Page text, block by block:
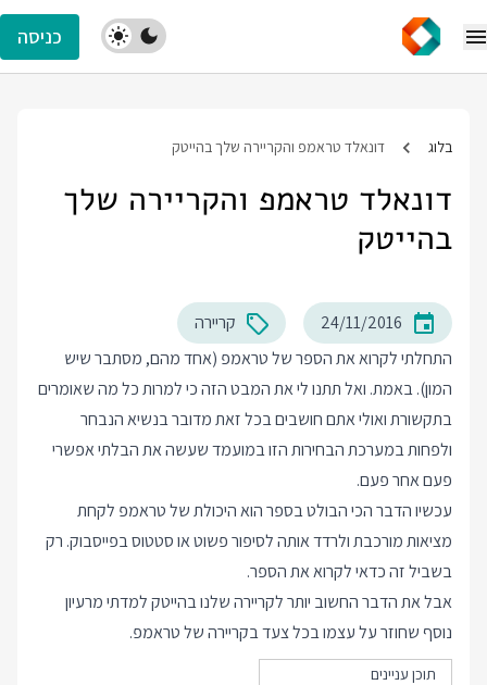
כניסה
בלוג דונאלד טראמפ והקריירה שלך בהייטק
דונאלד טראמפ והקריירה שלך
בהייטק
24/11/2016
קריירה
התחלתי לקרוא אתהספרשל טראמפ (אחד מהם, מסתבר שיש
המון). באמת. ואל תתנו לי את המבט הזה כי למרות כל מה שאומרים
בתקשורת ואולי אתם חושבים בכל זאת מדובר בנשיא הנבחר
ולפחות במערכת הבחירות הזו במועמד שעשה את הבלתי אפשרי
פעם אחר פעם.
עכשיו הדבר הכי הבולט בספר הוא היכולת של טראמפ לקחת
מציאות מורכבת ולרדד אותה לסיפור פשוט או סטטוס בפייסבוק. רק
בשביל זה כדאי לקרוא את הספר.
אבל את הדבר החשוב יותר לקריירה שלנו בהייטק למדתי מרעיון
נוסף שחוזר על עצמו בכל צעד בקריירה של טראמפ.
תוכן עניינים